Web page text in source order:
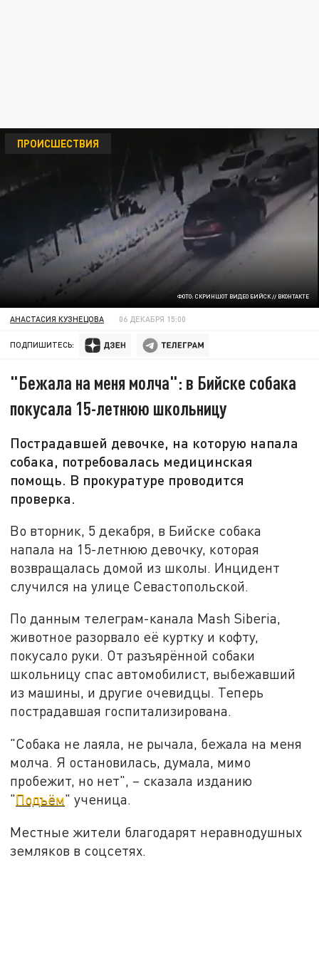
ФОТО: СКРИНШОТ ВИДЕО БИЙСК // ВКОНТАКТЕ
ПРОИСШЕСТВИЯ
АНАСТАСИЯ КУЗНЕЦОВА 06 ДЕКАБРЯ 15:00
ПОДПИШИТЕСЬ:
"Бежала на меня молча": в Бийске собака
покусала 15-летнюю школьницу
Пострадавшей девочке, на которую напала
собака, потребовалась медицинская
помощь. В прокуратуре проводится
проверка.
Во вторник, 5 декабря, в Бийске собака
напала на 15-летнюю девочку, которая
возвращалась домой из школы. Инцидент
случился на улице Севастопольской.
По данным телеграм-канала Mash Siberia,
животное разорвало её куртку и кофту,
покусало руки. От разъярённой собаки
школьницу спас автомобилист, выбежавший
из машины, и другие очевидцы. Теперь
пострадавшая госпитализирована.
"Собака не лаяла, не рычала, бежала на меня
молча. Я остановилась, думала, мимо
пробежит, но нет", – сказала изданию
"Подъём" ученица.
Местные жители благодарят неравнодушных
земляков в соцсетях.